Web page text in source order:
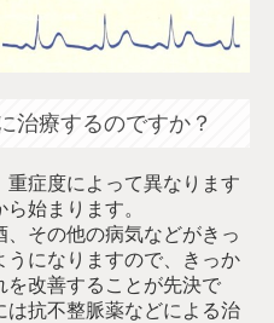
治療するのですか？
重症度によって異なります
始まります。
その他の病気などがきっ
になりますので、きっか
を改善することが先決で
抗不整脈薬などによる治